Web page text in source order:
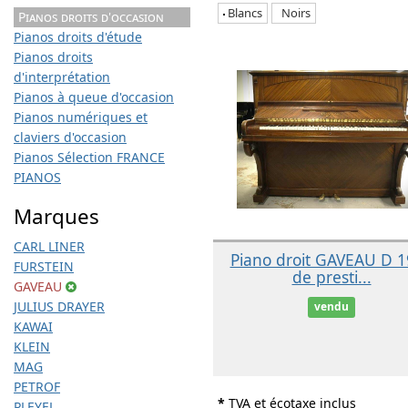
Pianos droits d'occasion
Pianos droits d'étude
Pianos droits
d'interprétation
Pianos à queue d'occasion
Pianos numériques et
claviers d'occasion
Pianos Sélection FRANCE
PIANOS
Marques
CARL LINER
FURSTEIN
GAVEAU
JULIUS DRAYER
KAWAI
KLEIN
MAG
PETROF
Blancs Noirs
Piano droit GAVEAU D
de presti...
vendu
* TVA et écotaxe inclus